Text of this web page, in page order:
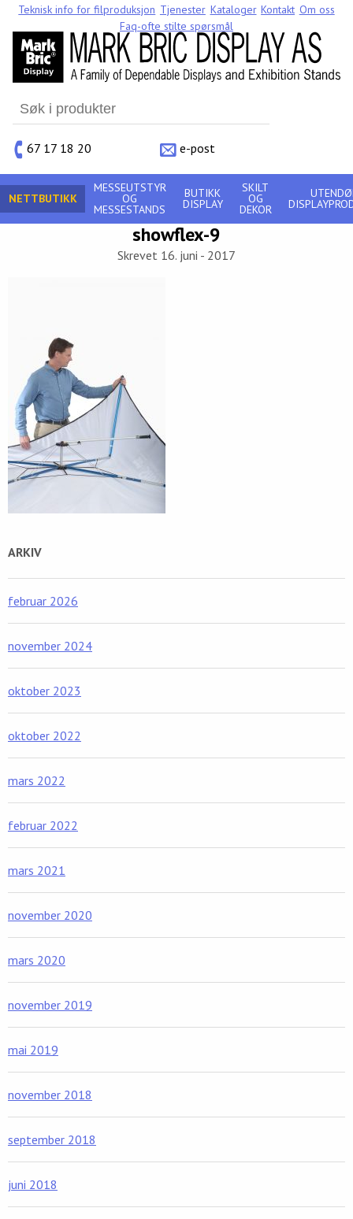
Search
for:
67 17 18 20
e-post
Teknisk info for filproduksjon Tjenester Kataloger Kontakt Om oss
Faq-ofte stilte spørsmål
NETTBUTIKK
MESSEUTSTYR
OG
MESSESTANDS
BUTIKK
DISPLAY
SKILT
OG
DEKOR
showflex-9
Skrevet 16. juni - 2017
ARKIV
februar 2026
november 2024
oktober 2023
oktober 2022
mars 2022
februar 2022
mars 2021
november 2020
mars 2020
november 2019
mai 2019
november 2018
september 2018
juni 2018